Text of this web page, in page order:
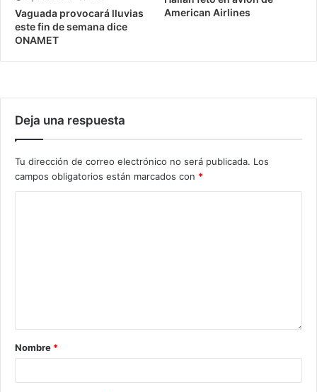
Vaguada provocará lluvias
este fin de semana dice
ONAMET
American Airlines
Deja una respuesta
Tu dirección de correo electrónico no será publicada. Los
campos obligatorios están marcados con *
Nombre *